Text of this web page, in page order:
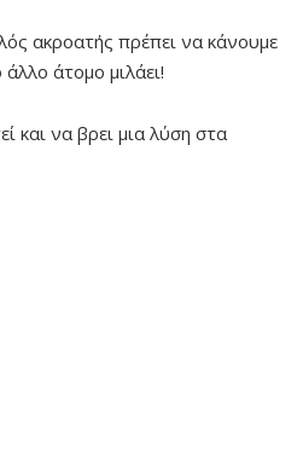
ακροατής πρέπει να κάνουμε
άτομο μιλάει!
και να βρει μια λύση στα